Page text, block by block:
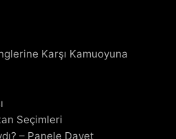
Karşı Kamuoyuna
Seçimleri
– Panele Davet